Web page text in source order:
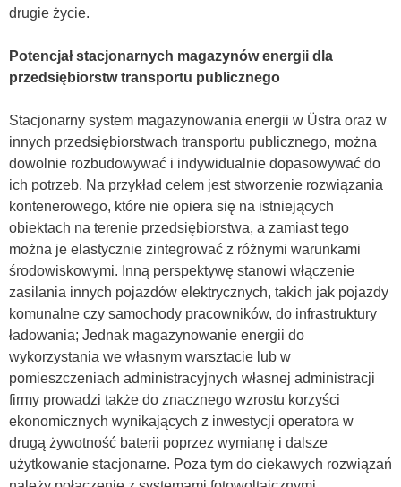
drugie życie.
Potencjał stacjonarnych magazynów energii dla
przedsiębiorstw transportu publicznego
Stacjonarny system magazynowania energii w Üstra oraz w
innych przedsiębiorstwach transportu publicznego, można
dowolnie rozbudowywać i indywidualnie dopasowywać do
ich potrzeb. Na przykład celem jest stworzenie rozwiązania
kontenerowego, które nie opiera się na istniejących
obiektach na terenie przedsiębiorstwa, a zamiast tego
można je elastycznie zintegrować z różnymi warunkami
środowiskowymi. Inną perspektywę stanowi włączenie
zasilania innych pojazdów elektrycznych, takich jak pojazdy
komunalne czy samochody pracowników, do infrastruktury
ładowania; Jednak magazynowanie energii do
wykorzystania we własnym warsztacie lub w
pomieszczeniach administracyjnych własnej administracji
firmy prowadzi także do znacznego wzrostu korzyści
ekonomicznych wynikających z inwestycji operatora w
drugą żywotność baterii poprzez wymianę i dalsze
użytkowanie stacjonarne. Poza tym do ciekawych rozwiązań